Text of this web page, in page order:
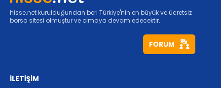
hisse.net kurulduğundan beri Türkiye'nin en büyük ve ücretsiz
borsa sitesi olmuştur ve olmaya devam edecektir.
FORUM
İLETİŞİM